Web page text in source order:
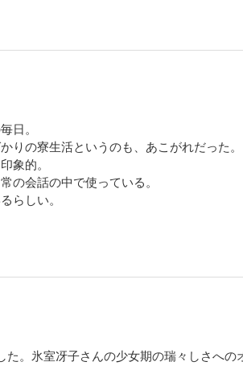
日。
りの寮生活というのも、あこがれだった。
象的。
の会話の中で使っている。
らしい。
。氷室冴子さんの少女期の瑞々しさへの